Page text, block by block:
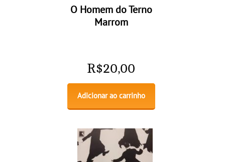
O Homem do Terno
Marrom
R$20,00
Adicionar ao carrinho